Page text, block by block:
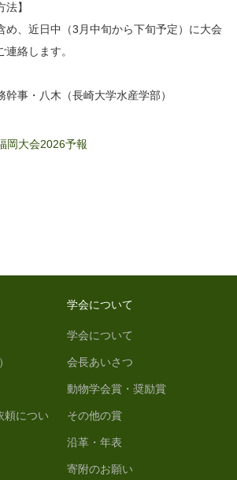
】
め、近日中（3月中旬から下旬予定）に大会
絡します。
事・八木（長崎大学水産学部）
岡大会2026予報
頼につい
学会について
学会について
会長あいさつ
動物学会賞・奨励賞
その他の賞
沿革・年表
寄附のお願い